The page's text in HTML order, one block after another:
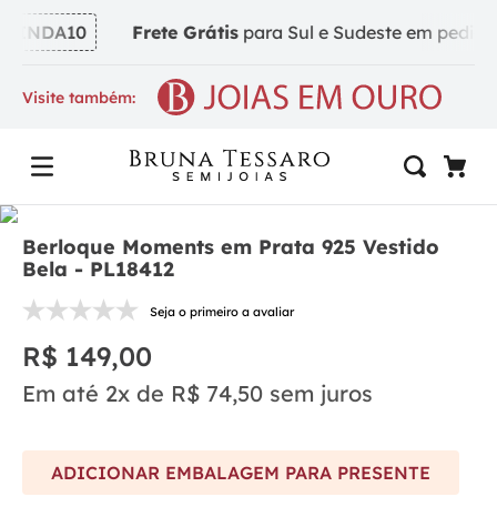
Frete Grátispara Sul e Sudeste em pedidos
Visite também:
Berloque Moments em Prata 925 Vestido
Bela - PL18412
Seja o primeiro a avaliar
R$ 149,00
Em até 2x de R$ 74,50 sem juros
ADICIONAR EMBALAGEM PARA PRESENTE